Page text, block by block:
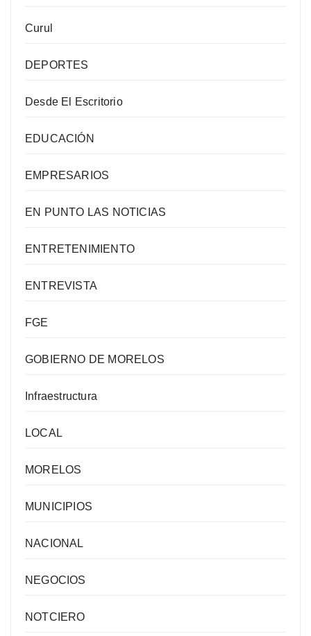
Curul
DEPORTES
Desde El Escritorio
EDUCACIÓN
EMPRESARIOS
EN PUNTO LAS NOTICIAS
ENTRETENIMIENTO
ENTREVISTA
FGE
GOBIERNO DE MORELOS
Infraestructura
LOCAL
MORELOS
MUNICIPIOS
NACIONAL
NEGOCIOS
NOTCIERO